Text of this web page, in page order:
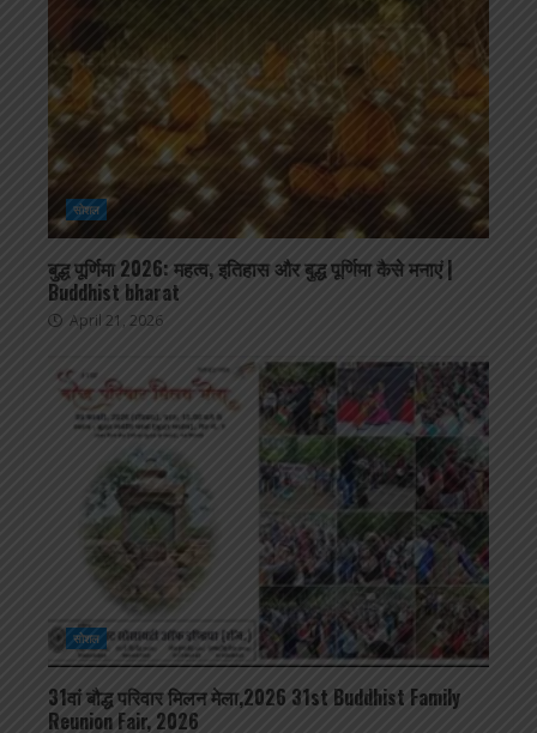
सोशल
बुद्ध पूर्णिमा 2026: महत्व, इतिहास और बुद्ध पूर्णिमा कैसे मनाएं |
Buddhist bharat
April 21, 2026
सोशल
31वां बौद्ध परिवार मिलन मेला,2026 31st Buddhist Family
Reunion Fair, 2026